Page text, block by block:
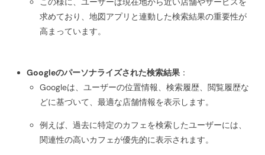
求めており、地図アプリと連動した検索結果の重要性が
高まっています。
Googleのパーソナライズされた検索結果：
Googleは、ユーザーの位置情報、検索履歴、閲覧履歴な
どに基づいて、最適な店舗情報を表示します。
例えば、過去に特定のカフェを検索したユーザーには、
関連性の高いカフェが優先的に表示されます。